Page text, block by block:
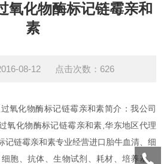
氧化物酶标记链霉亲和
素
08-12 点击次数：626
氧化物酶标记链霉亲和素简介：我公司
氧化物酶标记链霉亲和素,华东地区代理
记链霉亲和素专业经营进口胎牛血清、细
胞、抗体、生物试剂、耗材、培养基、